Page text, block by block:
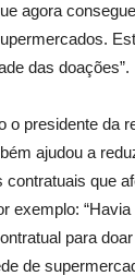
agora
das doações”.
o presidente da
ajudou a
que
exemplo:
para
de